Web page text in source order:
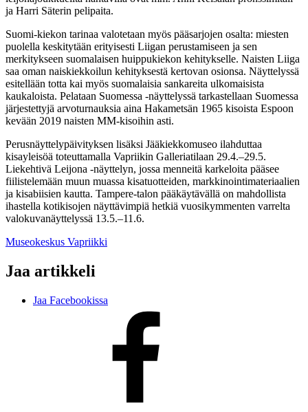
ja Harri Säterin pelipaita.
Suomi-kiekon tarinaa valotetaan myös pääsarjojen osalta: miesten
puolella keskitytään erityisesti Liigan perustamiseen ja sen
merkitykseen suomalaisen huippukiekon kehitykselle. Naisten Liiga
saa oman naiskiekkoilun kehityksestä kertovan osionsa. Näyttelyssä
esitellään totta kai myös suomalaisia sankareita ulkomaisista
kaukaloista. Pelataan Suomessa -näyttelyssä tarkastellaan Suomessa
järjestettyjä arvoturnauksia aina Hakametsän 1965 kisoista Espoon
kevään 2019 naisten MM-kisoihin asti.
Perusnäyttelypäivityksen lisäksi Jääkiekkomuseo ilahduttaa
kisayleisöä toteuttamalla Vapriikin Galleriatilaan 29.4.–29.5.
Liekehtivä Leijona -näyttelyn, jossa menneitä karkeloita pääsee
fiilistelemään muun muassa kisatuotteiden, markkinointimateriaalien
ja kisabiisien kautta. Tampere-talon pääkäytävällä on mahdollista
ihastella kotikisojen näyttävimpiä hetkiä vuosikymmenten varrelta
valokuvanäyttelyssä 13.5.–11.6.
Museokeskus Vapriikki
Jaa artikkeli
Jaa Facebookissa